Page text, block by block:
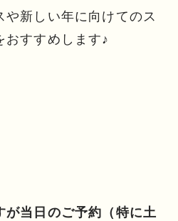
新しい年に向けてのス
おすすめします♪
当日のご予約（特に土